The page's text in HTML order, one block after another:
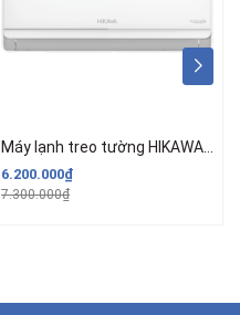
Máy lạnh treo tường HIKAWA 1 chiều 12300 BTU HI-VC15S/HO-VC15S
6.200.000₫
7.300.000₫